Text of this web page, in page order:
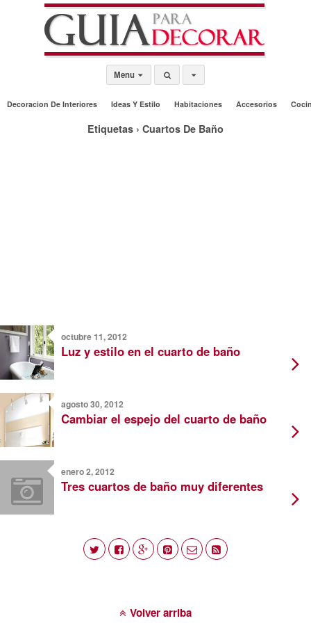
Menu
Decoracion De Interiores Ideas Y Estilo Habitaciones Accesorios
Etiquetas › Cuartos De Baño
octubre 11, 2012
Luz y estilo en el cuarto de baño
agosto 30, 2012
Cambiar el espejo del cuarto de baño
enero 2, 2012
Tres cuartos de baño muy diferentes
Volver arriba